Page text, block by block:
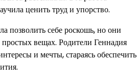
ценить труд и упорство.
позволить себе роскошь, но они
простых вещах. Родители Геннадия
и мечты, стараясь обеспечить